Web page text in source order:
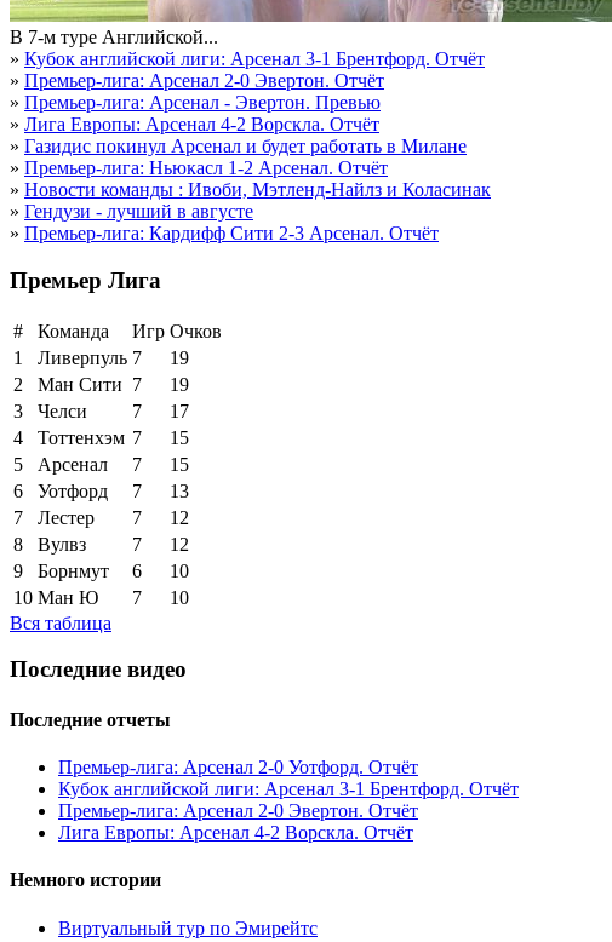
В 7-м туре Английской...
» Кубок английской лиги: Арсенал 3-1 Брентфорд. Отчёт
» Премьер-лига: Арсенал 2-0 Эвертон. Отчёт
» Премьер-лига: Арсенал - Эвертон. Превью
» Лига Европы: Арсенал 4-2 Ворскла. Отчёт
» Газидис покинул Арсенал и будет работать в Милане
» Премьер-лига: Ньюкасл 1-2 Арсенал. Отчёт
» Новости команды : Ивоби, Мэтленд-Найлз и Коласинак
» Гендузи - лучший в августе
» Премьер-лига: Кардифф Сити 2-3 Арсенал. Отчёт
Премьер Лига
# Команда Игр Очков
1
Ливерпуль 7
19
2
Ман Сити 7
19
3
Челси 7
17
4
Тоттенхэм 7
15
5
Арсенал 7
15
6
Уотфорд 7
13
7
Лестер 7
12
8
Вулвз 7
12
9
Борнмут 6
10
10 Ман Ю 7
10
Вся таблица
Последние видео
Последние отчеты
Премьер-лига: Арсенал 2-0 Уотфорд. Отчёт
Кубок английской лиги: Арсенал 3-1 Брентфорд. Отчёт
Премьер-лига: Арсенал 2-0 Эвертон. Отчёт
Лига Европы: Арсенал 4-2 Ворскла. Отчёт
Немного истории
Виртуальный тур по Эмирейтс